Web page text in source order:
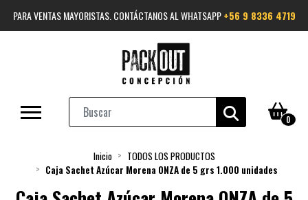
PARA VENTAS MAYORISTAS. CONTÁCTANOS AL WHATSAPP+56 9 8336 4719
0
Inicio
TODOS LOS PRODUCTOS
Caja Sachet Azúcar Morena ONZA de 5 grs 1.000 unidades